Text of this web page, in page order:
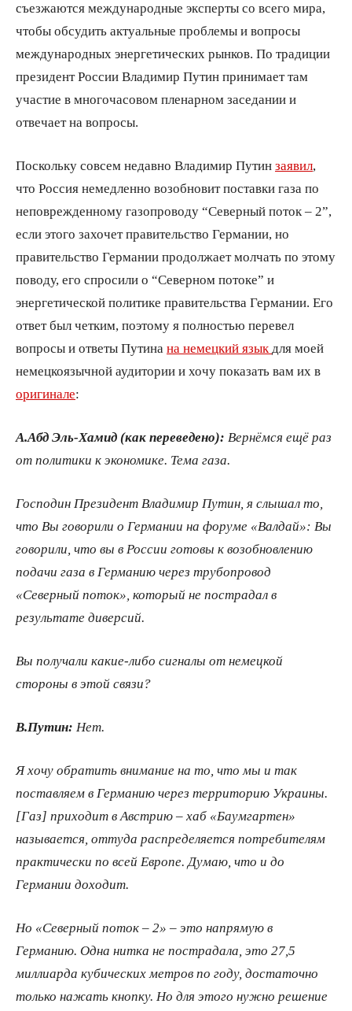
съезжаются международные эксперты со всего мира,
чтобы обсудить актуальные проблемы и вопросы
международных энергетических рынков. По традиции
президент России Владимир Путин принимает там
участие в многочасовом пленарном заседании и
отвечает на вопросы.
Поскольку совсем недавно Владимир Путин заявил,
что Россия немедленно возобновит поставки газа по
неповрежденному газопроводу “Северный поток – 2”,
если этого захочет правительство Германии, но
правительство Германии продолжает молчать по этому
поводу, его спросили о “Северном потоке” и
энергетической политике правительства Германии. Его
ответ был четким, поэтому я полностью перевел
вопросы и ответы Путина на немецкий язык для моей
немецкоязычной аудитории и хочу показать вам их в
оригинале:
А.Абд Эль-Хамид (как переведено): Вернёмся ещё раз
от политики к экономике. Тема газа.
Господин Президент Владимир Путин, я слышал то,
что Вы говорили о Германии на форуме «Валдай»: Вы
говорили, что вы в России готовы к возобновлению
подачи газа в Германию через трубопровод
«Северный поток», который не пострадал в
результате диверсий.
Вы получали какие-либо сигналы от немецкой
стороны в этой связи?
В.Путин: Нет.
Я хочу обратить внимание на то, что мы и так
поставляем в Германию через территорию Украины.
[Газ] приходит в Австрию – хаб «Баумгартен»
называется, оттуда распределяется потребителям
практически по всей Европе. Думаю, что и до
Германии доходит.
Но «Северный поток – 2» – это напрямую в
Германию. Одна нитка не пострадала, это 27,5
миллиарда кубических метров по году, достаточно
только нажать кнопку. Но для этого нужно решение